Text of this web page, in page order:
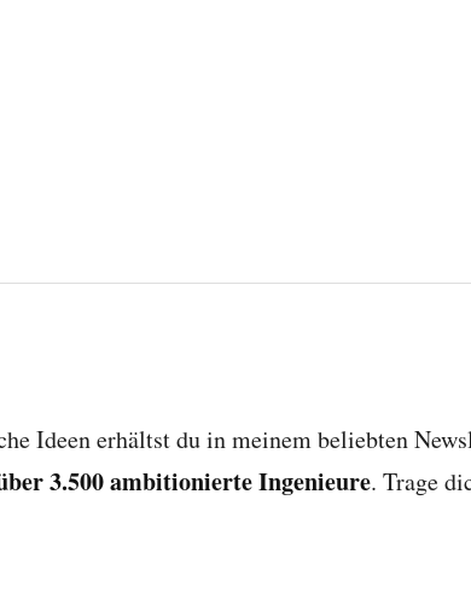
Ideen erhältst du in meinem beliebten
3.500 ambitionierte Ingenieure. Trage